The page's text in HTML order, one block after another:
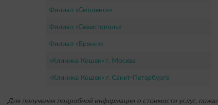
Филиал «Смоленск»
Филиал «Севастополь»
Филиал «Брянск»
«Клиника Кошек» г. Москва
«Клиника Кошек» г. Санкт-Петербурге
Для получения подробной информации о стоимости услуг,